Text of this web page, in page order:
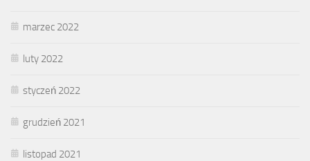
marzec 2022
luty 2022
styczeń 2022
grudzień 2021
listopad 2021